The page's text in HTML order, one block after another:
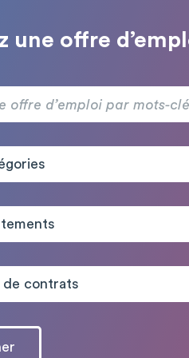
une offre
de contrats